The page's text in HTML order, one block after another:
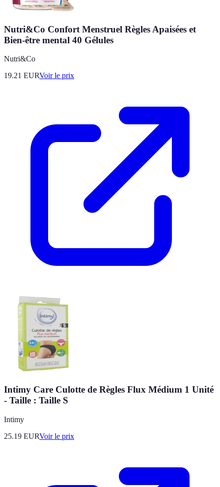
Nutri&Co Confort Menstruel Règles Apaisées et
Bien-être mental 40 Gélules
Nutri&Co
19.21 EURVoir le prix
Intimy Care Culotte de Règles Flux Médium 1 Unité
- Taille : Taille S
Intimy
25.19 EURVoir le prix